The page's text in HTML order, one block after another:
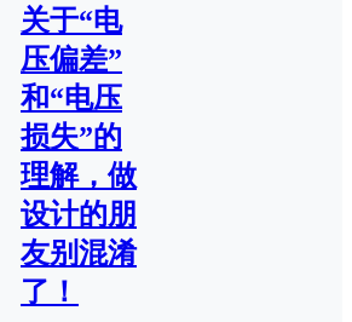
关于“电
压偏差”
和“电压
损失”的
理解，做
设计的朋
友别混淆
了！